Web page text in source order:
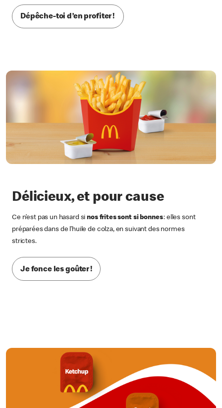
Dépêche-toi d’en profiter !
Délicieux, et pour cause
Ce n’est pas un hasard sinos frites sont si bonnes: elles sont
préparées dans de l’huile de colza, en suivant des normes
strictes.
Je fonce les goûter !